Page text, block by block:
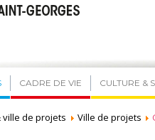
CADRE DE VIE CULTURE &
ville de projets Ville de projets